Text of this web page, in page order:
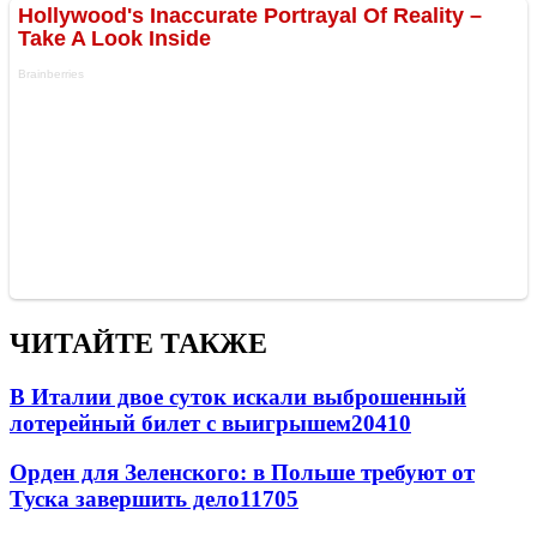
ЧИТАЙТЕ ТАКЖЕ
В Италии двое суток искали выброшенный
лотерейный билет с выигрышем20410
Орден для Зеленского: в Польше требуют от
Туска завершить дело11705